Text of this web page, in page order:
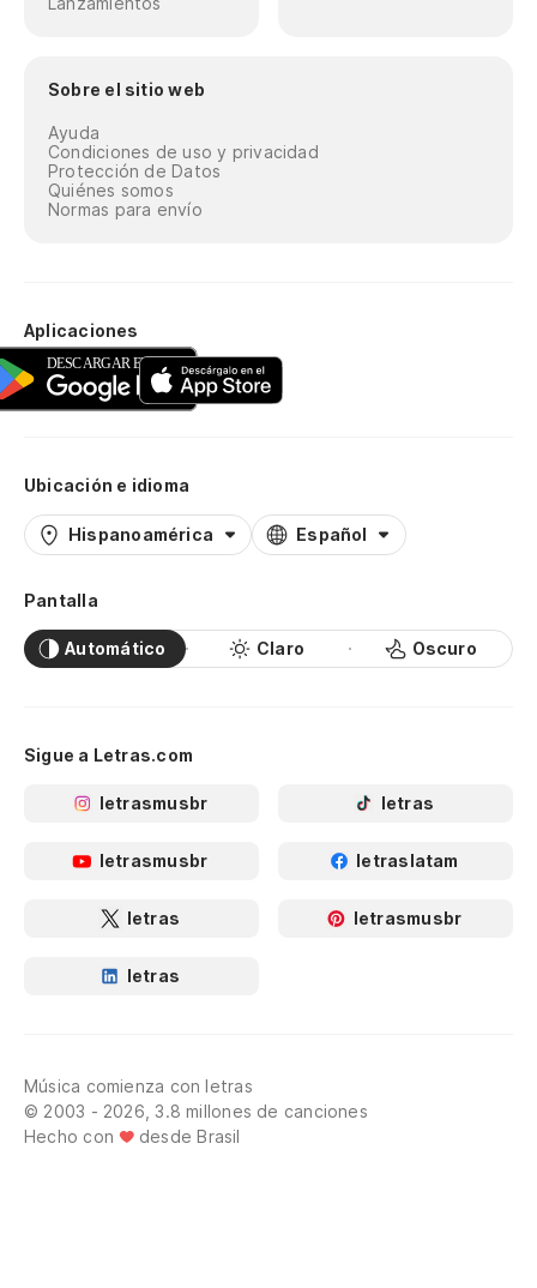
Sobre el sitio web
Ayuda
Condiciones de uso y privacidad
Protección de Datos
Quiénes somos
Normas para envío
Aplicaciones
Ubicación e idioma
Hispanoamérica Español
Pantalla
Automático Claro Oscuro
Sigue a Letras.com
letrasmusbr letras
letrasmusbr letraslatam
letras letrasmusbr
letras
Música comienza con letras
© 2003 - 2026, 3.8 millones de canciones
Hecho con
desde Brasil